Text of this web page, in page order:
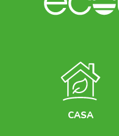
CASA